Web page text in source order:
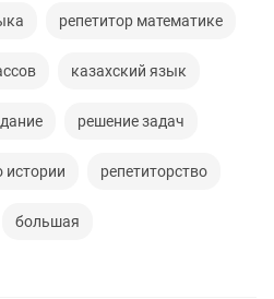
репетитор математике
казахский язык
решение задач
истории репетиторство
большая